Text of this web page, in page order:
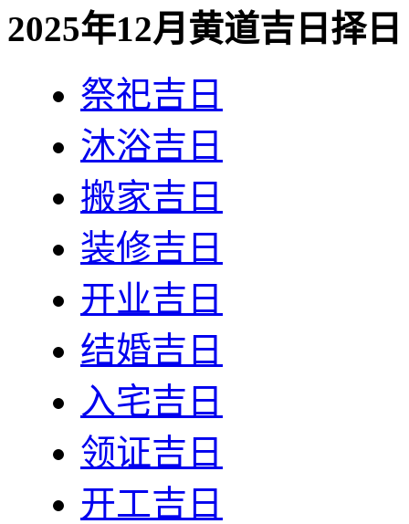
2025年12月黄道吉日择日
祭祀吉日
沐浴吉日
搬家吉日
装修吉日
开业吉日
结婚吉日
入宅吉日
领证吉日
开工吉日